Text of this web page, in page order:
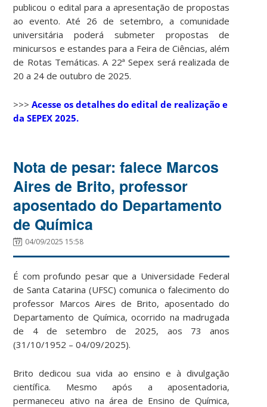
publicou o edital para a apresentação de propostas
ao evento. Até 26 de setembro, a comunidade
universitária poderá submeter propostas de
minicursos e estandes para a Feira de Ciências, além
de Rotas Temáticas. A 22ª Sepex será realizada de
20 a 24 de outubro de 2025.
>>>Acesse os detalhes do edital de realização e
da SEPEX 2025.
Nota de pesar: falece Marcos
Aires de Brito, professor
aposentado do Departamento
de Química
04/09/2025 15:58
É com profundo pesar que a Universidade Federal
de Santa Catarina (UFSC) comunica o falecimento do
professor Marcos Aires de Brito, aposentado do
Departamento de Química, ocorrido na madrugada
de 4 de setembro de 2025, aos 73 anos
(31/10/1952 – 04/09/2025).
Brito dedicou sua vida ao ensino e à divulgação
científica. Mesmo após a aposentadoria,
permaneceu ativo na área de Ensino de Química,